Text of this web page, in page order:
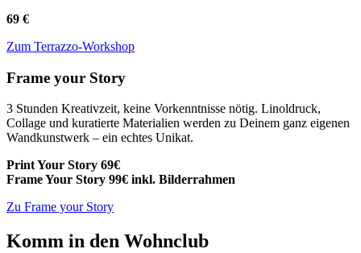
69 €
Zum Terrazzo-Workshop
Frame your Story
3 Stunden Kreativzeit, keine Vorkenntnisse nötig. Linoldruck,
Collage und kuratierte Materialien werden zu Deinem ganz eigenen
Wandkunstwerk – ein echtes Unikat.
Print Your Story 69€
Frame Your Story 99€ inkl. Bilderrahmen
Zu Frame your Story
Komm in den Wohnclub